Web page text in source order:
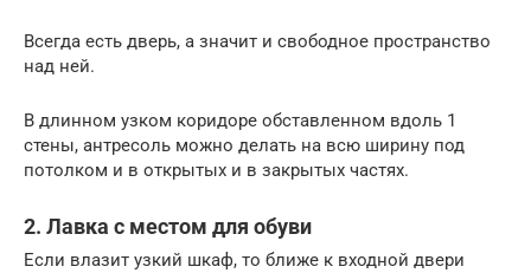
Всегда есть дверь, а значит и свободное пространство
над ней.
В длинном узком коридоре обставленном вдоль 1
стены, антресоль можно делать на всю ширину под
потолком и в открытых и в закрытых частях.
2. Лавка с местом для обуви
Если влазит узкий шкаф, то ближе к входной двери